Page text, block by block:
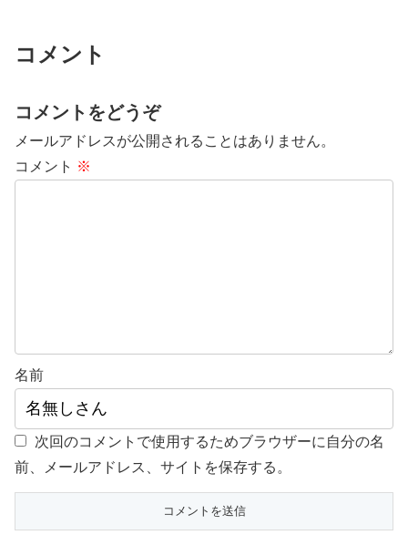
コメント
コメントをどうぞ
メールアドレスが公開されることはありません。
コメント ※
名前
次回のコメントで使用するためブラウザーに自分の名
前、メールアドレス、サイトを保存する。